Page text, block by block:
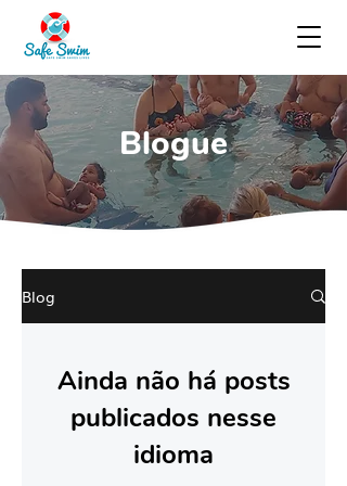
Blogue
Blog
Ainda não há posts
publicados nesse
idioma